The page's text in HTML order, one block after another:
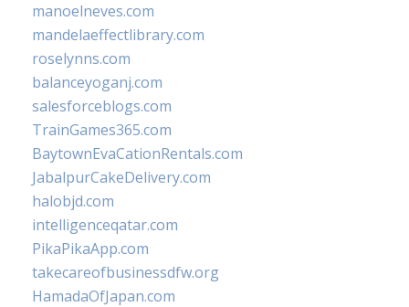
manoelneves.com
mandelaeffectlibrary.com
roselynns.com
balanceyoganj.com
salesforceblogs.com
TrainGames365.com
BaytownEvaCationRentals.com
JabalpurCakeDelivery.com
halobjd.com
intelligenceqatar.com
PikaPikaApp.com
takecareofbusinessdfw.org
HamadaOfJapan.com